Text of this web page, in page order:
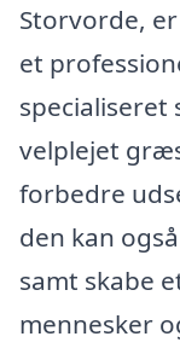
Storvorde,
et
specialiseret
velplejet
forbedre
den kan
samt skabe
mennesker